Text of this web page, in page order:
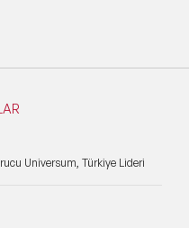
Universum, Türkiye Lideri